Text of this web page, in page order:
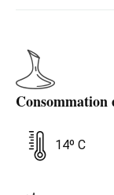
Consommation
14º C